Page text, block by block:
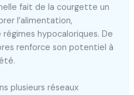
fait de la courgette un
l’alimentation,
hypocaloriques. De
renforce son potentiel à
plusieurs réseaux